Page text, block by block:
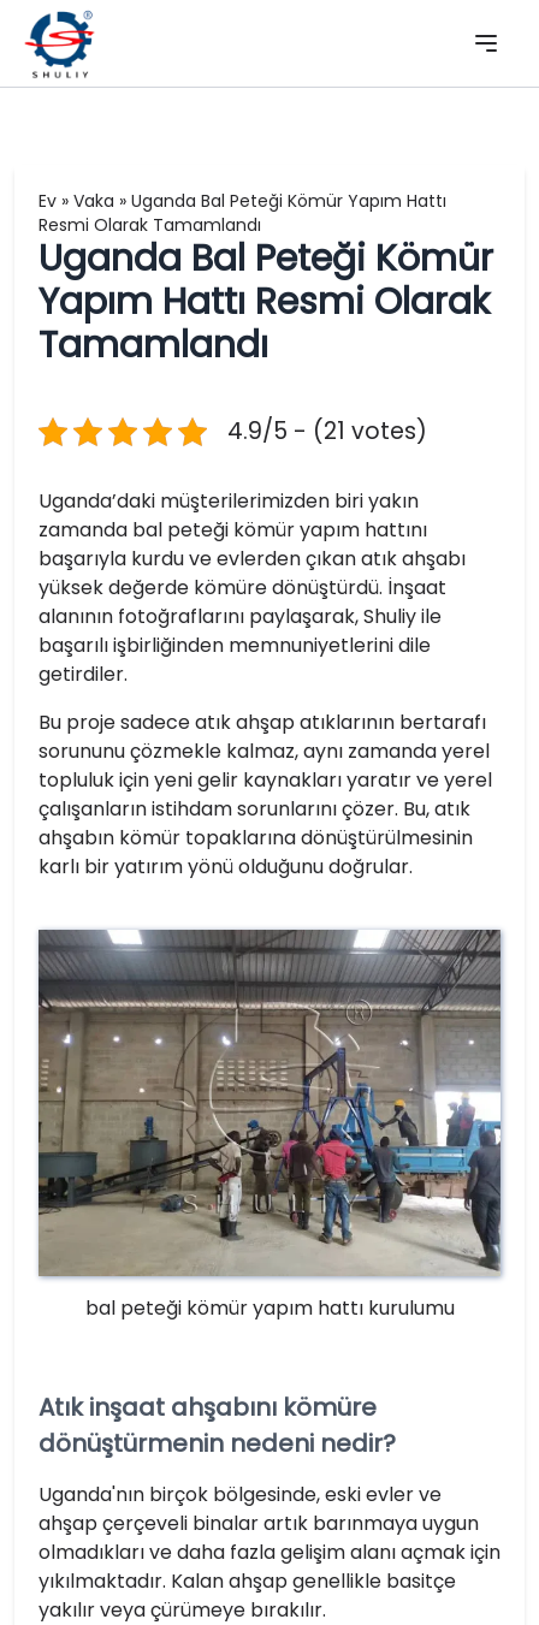
Ev » Vaka » Uganda Bal Peteği Kömür Yapım Hattı
Resmi Olarak Tamamlandı
Uganda Bal Peteği Kömür
Yapım Hattı Resmi Olarak
Tamamlandı
4.9/5 - (21 votes)
Uganda’daki müşterilerimizden biri yakın
zamanda bal peteği kömür yapım hattını
başarıyla kurdu ve evlerden çıkan atık ahşabı
yüksek değerde kömüre dönüştürdü. İnşaat
alanının fotoğraflarını paylaşarak, Shuliy ile
başarılı işbirliğinden memnuniyetlerini dile
getirdiler.
Bu proje sadece atık ahşap atıklarının bertarafı
sorununu çözmekle kalmaz, aynı zamanda yerel
topluluk için yeni gelir kaynakları yaratır ve yerel
çalışanların istihdam sorunlarını çözer. Bu, atık
ahşabın kömür topaklarına dönüştürülmesinin
karlı bir yatırım yönü olduğunu doğrular.
bal peteği kömür yapım hattı kurulumu
Atık inşaat ahşabını kömüre
dönüştürmenin nedeni nedir?
Uganda'nın birçok bölgesinde, eski evler ve
ahşap çerçeveli binalar artık barınmaya uygun
olmadıkları ve daha fazla gelişim alanı açmak için
yıkılmaktadır. Kalan ahşap genellikle basitçe
yakılır veya çürümeye bırakılır.